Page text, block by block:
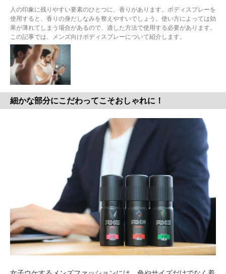
人の印象に残りやすい要素のひとつに、香りがあります。ボディスプレーを
使用すると、香りの身だしなみを整えやすいでしょう。使い方によっては効
果が薄れてしまう場合があるので、適した方法で使用する必要があります。
この記事では、メンズ向けボディスプレーについて紹介します。
細かな部分にこだわってこそおしゃれに！